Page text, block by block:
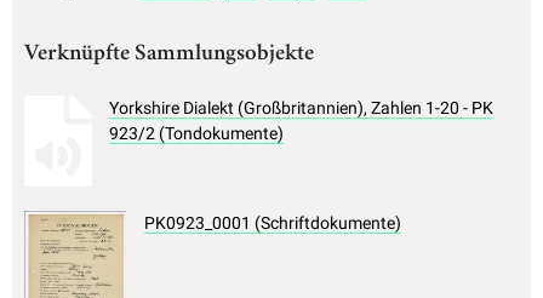
Verknüpfte Sammlungsobjekte
Yorkshire Dialekt (Großbritannien), Zahlen 1-20 - PK
923/2 (Tondokumente)
PK0923_0001 (Schriftdokumente)